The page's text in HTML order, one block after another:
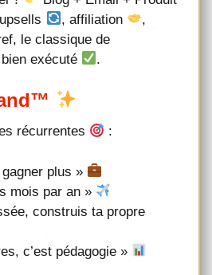
, affiliation
,
le classique de
exécuté
.
récurrentes :
plus »
mois par an »
construis ta propre
c’est pédagogie »